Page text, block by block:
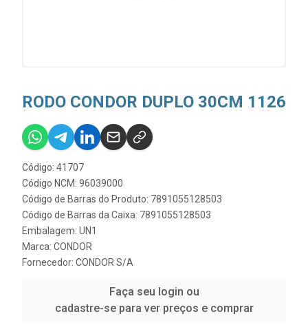
RODO CONDOR DUPLO 30CM 1126
Código: 41707
Código NCM: 96039000
Código de Barras do Produto: 7891055128503
Código de Barras da Caixa: 7891055128503
Embalagem: UN1
Marca: CONDOR
Fornecedor: CONDOR S/A
Faça seu login ou
cadastre-se para ver preços e comprar